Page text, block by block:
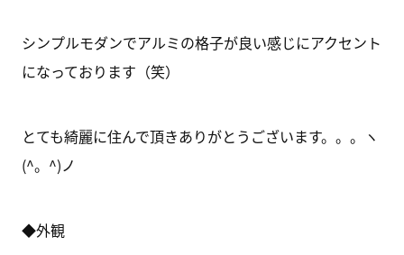
シンプルモダンでアルミの格子が良い感じにアクセント
になっております（笑）
とても綺麗に住んで頂きありがとうございます。。。ヽ
(^。^)ノ
◆外観